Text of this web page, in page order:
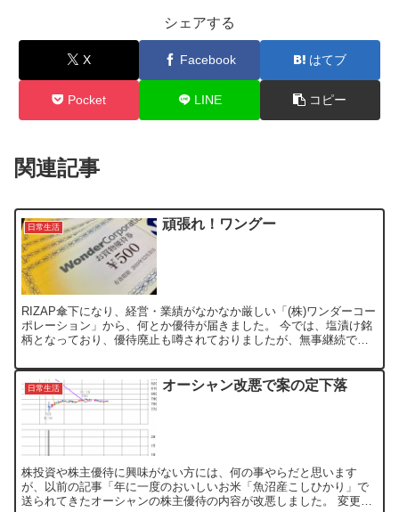
シェアする
X Facebook はてブ
Pocket LINE コピー
関連記事
日常生活 頑張れ！ワングー
RIZAP傘下になり、経営・業績がなかなか厳しい「(株)ワンダーコー
ポレーション」から、何とか優待が届きました。 今では、塩漬け銘
柄となっており、優待廃止も噂されておりましたが、無事継続で良
日常生活 オーシャン改悪で案の定下落
株投資や株主優待に興味がない方には、何の事やらだと思います
が、以前の記事「年に一度のおいしいお米「魚沼産こしひかり」で
送られてきたオーシャンの株主優待の内容が改悪しました。 変更